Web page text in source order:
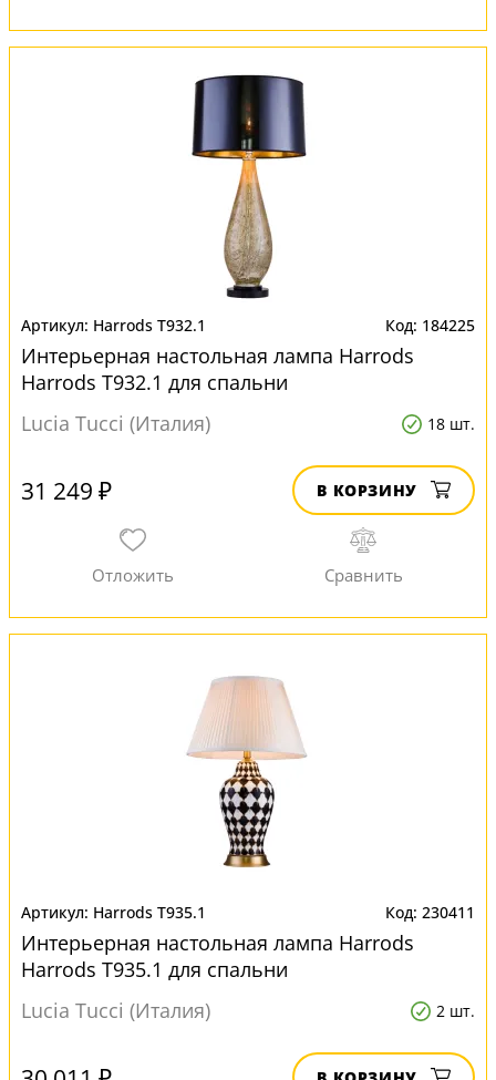
Harrods T932.1 184225
Интерьерная настольная лампа Harrods
Harrods T932.1 для спальни
Lucia Tucci (Италия)
18 шт.
31 249 ₽ В КОРЗИНУ
Harrods T935.1 230411
Интерьерная настольная лампа Harrods
Harrods T935.1 для спальни
Lucia Tucci (Италия)
2 шт.